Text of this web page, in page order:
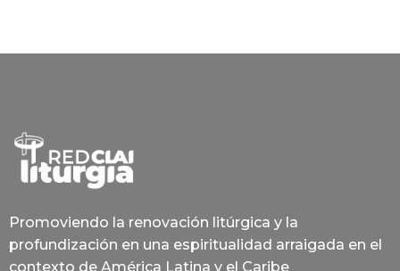
Promoviendo la renovación litúrgica y la
profundización en una espiritualidad arraigada en el
contexto de América Latina y el Caribe